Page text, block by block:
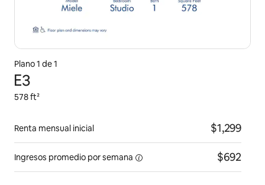
Plano 1 de 1
E3
578 ft²
Renta mensual inicial $1,299
Ingresos promedio porsemana $692